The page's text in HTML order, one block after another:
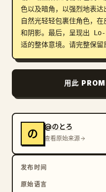
博客
更新
色以及暗角，以强烈地表
自然光轻轻包裹住角色，
和阴影。最后，呈现出
适的整体意境。请完整保留
用此
の
@のとろ
查看原始来源
发布时间
原始语言